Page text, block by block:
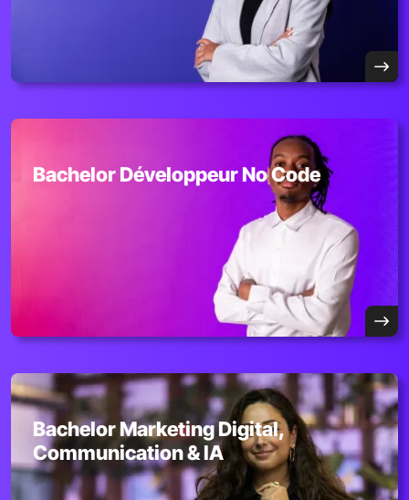
Bachelor Développeur No Code
Bachelor Marketing Digital,
Communication & IA